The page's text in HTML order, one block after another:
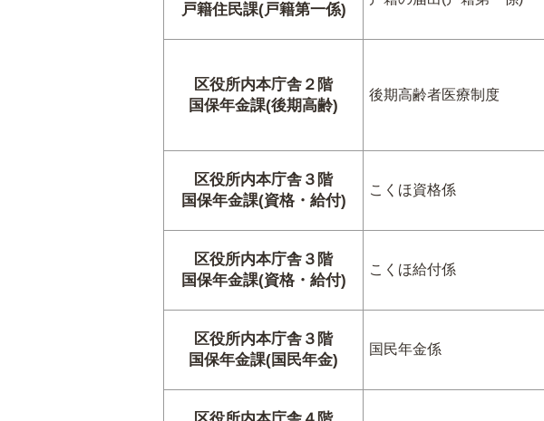
戸籍住民課(戸籍第一係)
区役所内本庁舎２階
国保年金課(後期高齢)
後期高齢者医療制度
区役所内本庁舎３階
国保年金課(資格・給付)
こくほ資格係
区役所内本庁舎３階
国保年金課(資格・給付)
こくほ給付係
区役所内本庁舎３階
国保年金課(国民年金)
国民年金係